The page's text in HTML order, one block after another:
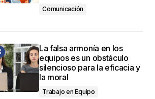
Comunicación
La falsa armonía en los
equipos es un obstáculo
silencioso para la eficacia y
la moral
Trabajo en Equipo